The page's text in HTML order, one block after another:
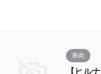
豚肉
【ヒル